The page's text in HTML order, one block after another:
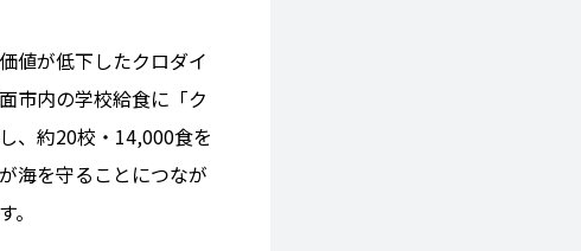
値が低下したクロダイ
市内の学校給食に「ク
、約20校・14,000食を
海を守ることにつなが